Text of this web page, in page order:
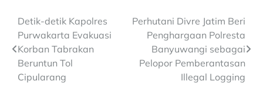
Post
navigation
Detik-detik Kapolres
Purwakarta Evakuasi
Korban Tabrakan
Beruntun Tol
Cipularang
Perhutani Divre Jatim Beri
Penghargaan Polresta
Banyuwangi sebagai
Pelopor Pemberantasan
Illegal Logging